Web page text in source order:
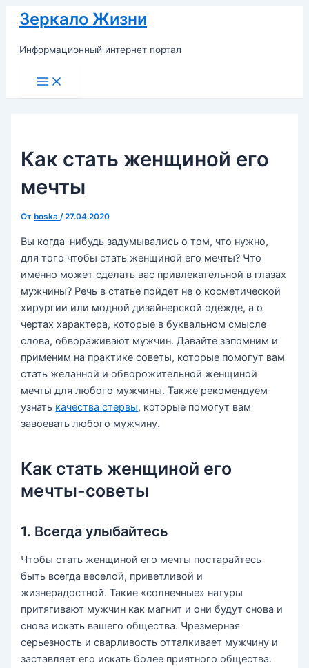
Перейти
содержимому
Зеркало Жизни
Информационный интернет портал
Main
Menu
Как стать женщиной его
мечты
От boska/27.04.2020
Вы когда-нибудь задумывались о том, что нужно,
для того чтобы стать женщиной его мечты? Что
именно может сделать вас привлекательной в глазах
мужчины? Речь в статье пойдет не о косметической
хирургии или модной дизайнерской одежде, а о
чертах характера, которые в буквальном смысле
слова, обвораживают мужчин. Давайте запомним и
применим на практике советы, которые помогут вам
стать желанной и обворожительной женщиной
мечты для любого мужчины. Также рекомендуем
узнать качества стервы, которые помогут вам
завоевать любого мужчину.
Как стать женщиной его
мечты-советы
1. Всегда улыбайтесь
Чтобы стать женщиной его мечты постарайтесь
быть всегда веселой, приветливой и
жизнерадостной. Такие «солнечные» натуры
притягивают мужчин как магнит и они будут снова и
снова искать вашего общества. Чрезмерная
серьезность и сварливость отталкивает мужчину и
заставляет его искать более приятного общества.